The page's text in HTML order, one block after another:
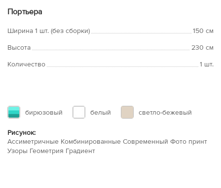
Портьера
Ширина 1 шт. (без сборки)
150 см
Высота
230 см
Количество
1 шт.
бирюзовый белый светло-бежевый
Рисунок:
Ассиметричные Комбинированные Современный Фото принт
Узоры Геометрия Градиент